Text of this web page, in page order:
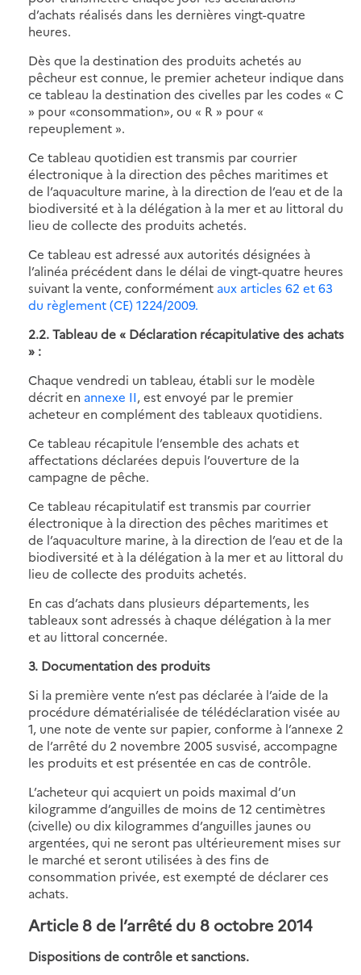
d’achats réalisés dans les dernières vingt-quatre
heures.
Dès que la destination des produits achetés au
pêcheur est connue, le premier acheteur indique dans
ce tableau la destination des civelles par les codes « C
» pour «consommation», ou « R » pour «
repeuplement ».
Ce tableau quotidien est transmis par courrier
électronique à la direction des pêches maritimes et
de l’aquaculture marine, à la direction de l’eau et de la
biodiversité et à la délégation à la mer et au littoral du
lieu de collecte des produits achetés.
Ce tableau est adressé aux autorités désignées à
l’alinéa précédent dans le délai de vingt-quatre heures
suivant la vente, conformément aux articles 62 et 63
du règlement (CE) 1224/2009.
2.2. Tableau de « Déclaration récapitulative des achats
» :
Chaque vendredi un tableau, établi sur le modèle
décrit en annexe II, est envoyé par le premier
acheteur en complément des tableaux quotidiens.
Ce tableau récapitule l’ensemble des achats et
affectations déclarées depuis l’ouverture de la
campagne de pêche.
Ce tableau récapitulatif est transmis par courrier
électronique à la direction des pêches maritimes et
de l’aquaculture marine, à la direction de l’eau et de la
biodiversité et à la délégation à la mer et au littoral du
lieu de collecte des produits achetés.
En cas d’achats dans plusieurs départements, les
tableaux sont adressés à chaque délégation à la mer
et au littoral concernée.
3. Documentation des produits
Si la première vente n’est pas déclarée à l’aide de la
procédure dématérialisée de télédéclaration visée au
1, une note de vente sur papier, conforme à l’annexe 2
de l’arrêté du 2 novembre 2005 susvisé, accompagne
les produits et est présentée en cas de contrôle.
L’acheteur qui acquiert un poids maximal d’un
kilogramme d’anguilles de moins de 12 centimètres
(civelle) ou dix kilogrammes d’anguilles jaunes ou
argentées, qui ne seront pas ultérieurement mises sur
le marché et seront utilisées à des fins de
consommation privée, est exempté de déclarer ces
achats.
Article 8 de l’arrêté du 8 octobre 2014
Dispositions de contrôle et sanctions.